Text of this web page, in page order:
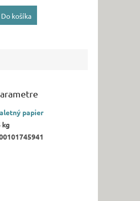
Do košíka
papier
kg